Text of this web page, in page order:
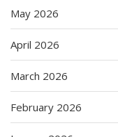
May 2026
April 2026
March 2026
February 2026